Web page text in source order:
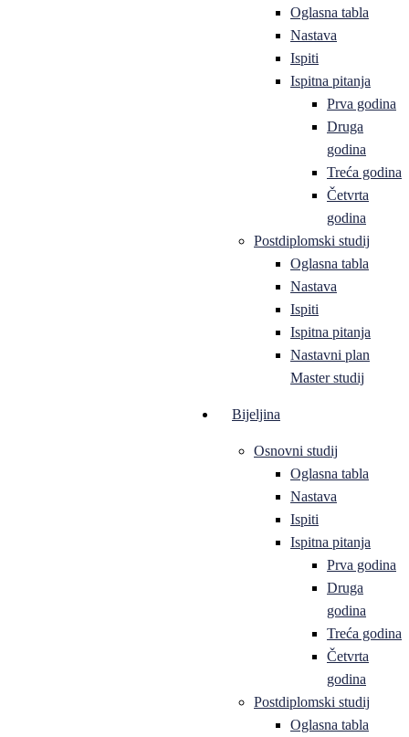
Oglasna tabla
Nastava
Ispiti
Ispitna pitanja
Prva godina
Druga
godina
Treća godina
Četvrta
godina
Postdiplomski studij
Oglasna tabla
Nastava
Ispiti
Ispitna pitanja
Nastavni plan
Master studij
Bijeljina
Osnovni studij
Oglasna tabla
Nastava
Ispiti
Ispitna pitanja
Prva godina
Druga
godina
Treća godina
Četvrta
godina
Postdiplomski studij
Oglasna tabla